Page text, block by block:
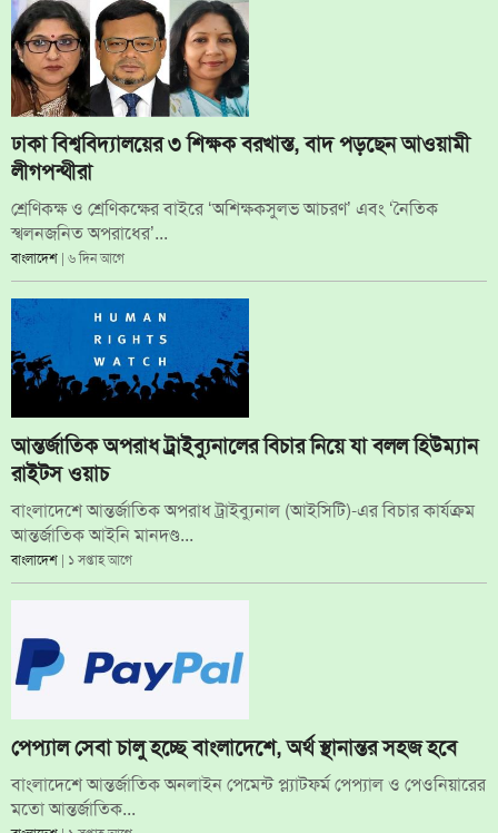
ঢাকা বিশ্ববিদ্যালয়ের ৩ শিক্ষক বরখাস্ত, বাদ পড়ছেন আওয়ামী
লীগপন্থীরা
শ্রেণিকক্ষ ও শ্রেণিকক্ষের বাইরে ‘অশিক্ষকসুলভ আচরণ’ এবং ‘নৈতিক
স্খলনজনিত অপরাধের’...
বাংলাদেশ | ৬ দিন আগে
আন্তর্জাতিক অপরাধ ট্রাইব্যুনালের বিচার নিয়ে যা বলল হিউম্যান
রাইটস ওয়াচ
বাংলাদেশে আন্তর্জাতিক অপরাধ ট্রাইব্যুনাল (আইসিটি)-এর বিচার কার্যক্রম
আন্তর্জাতিক আইনি মানদণ্ড...
বাংলাদেশ | ১ সপ্তাহ আগে
পেপ্যাল সেবা চালু হচ্ছে বাংলাদেশে, অর্থ স্থানান্তর সহজ হবে
বাংলাদেশে আন্তর্জাতিক অনলাইন পেমেন্ট প্ল্যাটফর্ম পেপ্যাল ও পেওনিয়ারের
মতো আন্তর্জাতিক...